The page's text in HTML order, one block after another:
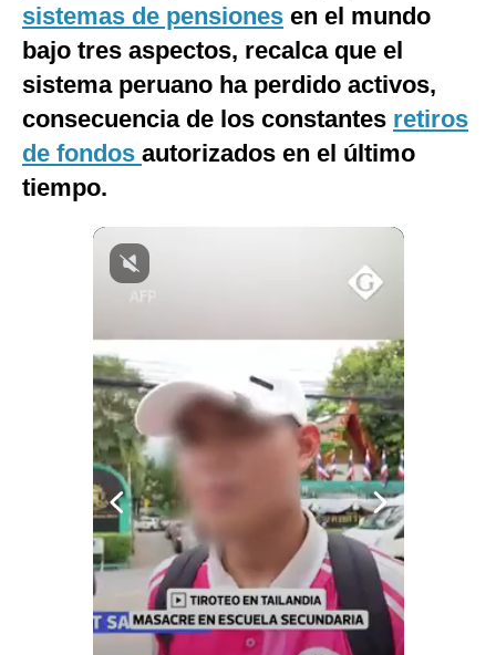
Mix
G de Gestión
Podcast
Gestión TV
gestion.pe
Condiciones
Privacidad
sistemas de pensiones en el mundo
bajo tres aspectos, recalca que el
sistema peruano ha perdido activos,
consecuencia de los constantes retiros
de fondos autorizados en el último
tiempo.